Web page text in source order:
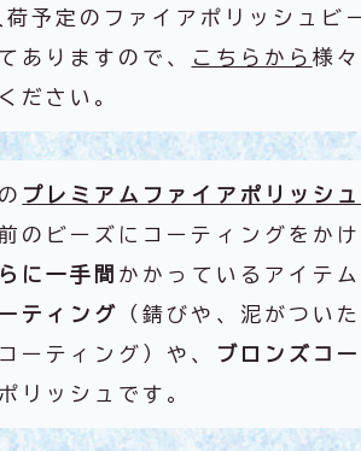
荷予定のファイアポリッシュビ
ありますので、
こちらから 様
ださい。
プレミアムファイアポリッシ
のビーズにコーティングをか
に一手間 かかっているアイテ
ティング
（錆びや、泥がつい
ーティング）や、 ブロンズコ
リッシュです。